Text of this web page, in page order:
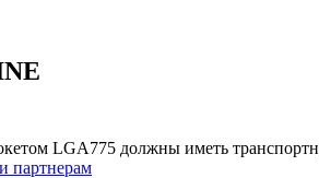
LGA775 должны иметь
партнерам